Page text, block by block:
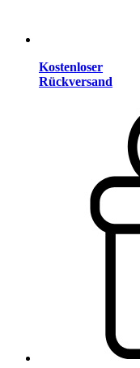
Kostenloser
Rückversand